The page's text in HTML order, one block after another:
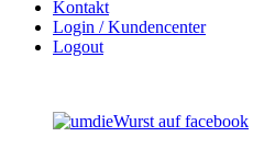
Kontakt
Login / Kundencenter
Logout